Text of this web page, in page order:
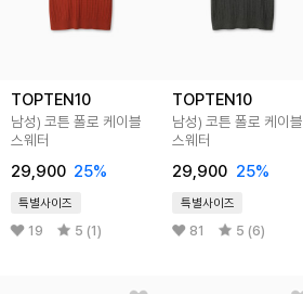
TOPTEN10
남성) 코튼 폴로 케이블
스웨터
29,900 25%
특별사이즈
19 5 (1)
TOPTEN10
남성) 코튼 폴로 케이블
스웨터
29,900 25%
특별사이즈
81 5 (6)